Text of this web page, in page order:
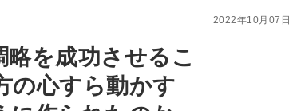
2022年10月07日
を成功させるこ
の心すら動かす